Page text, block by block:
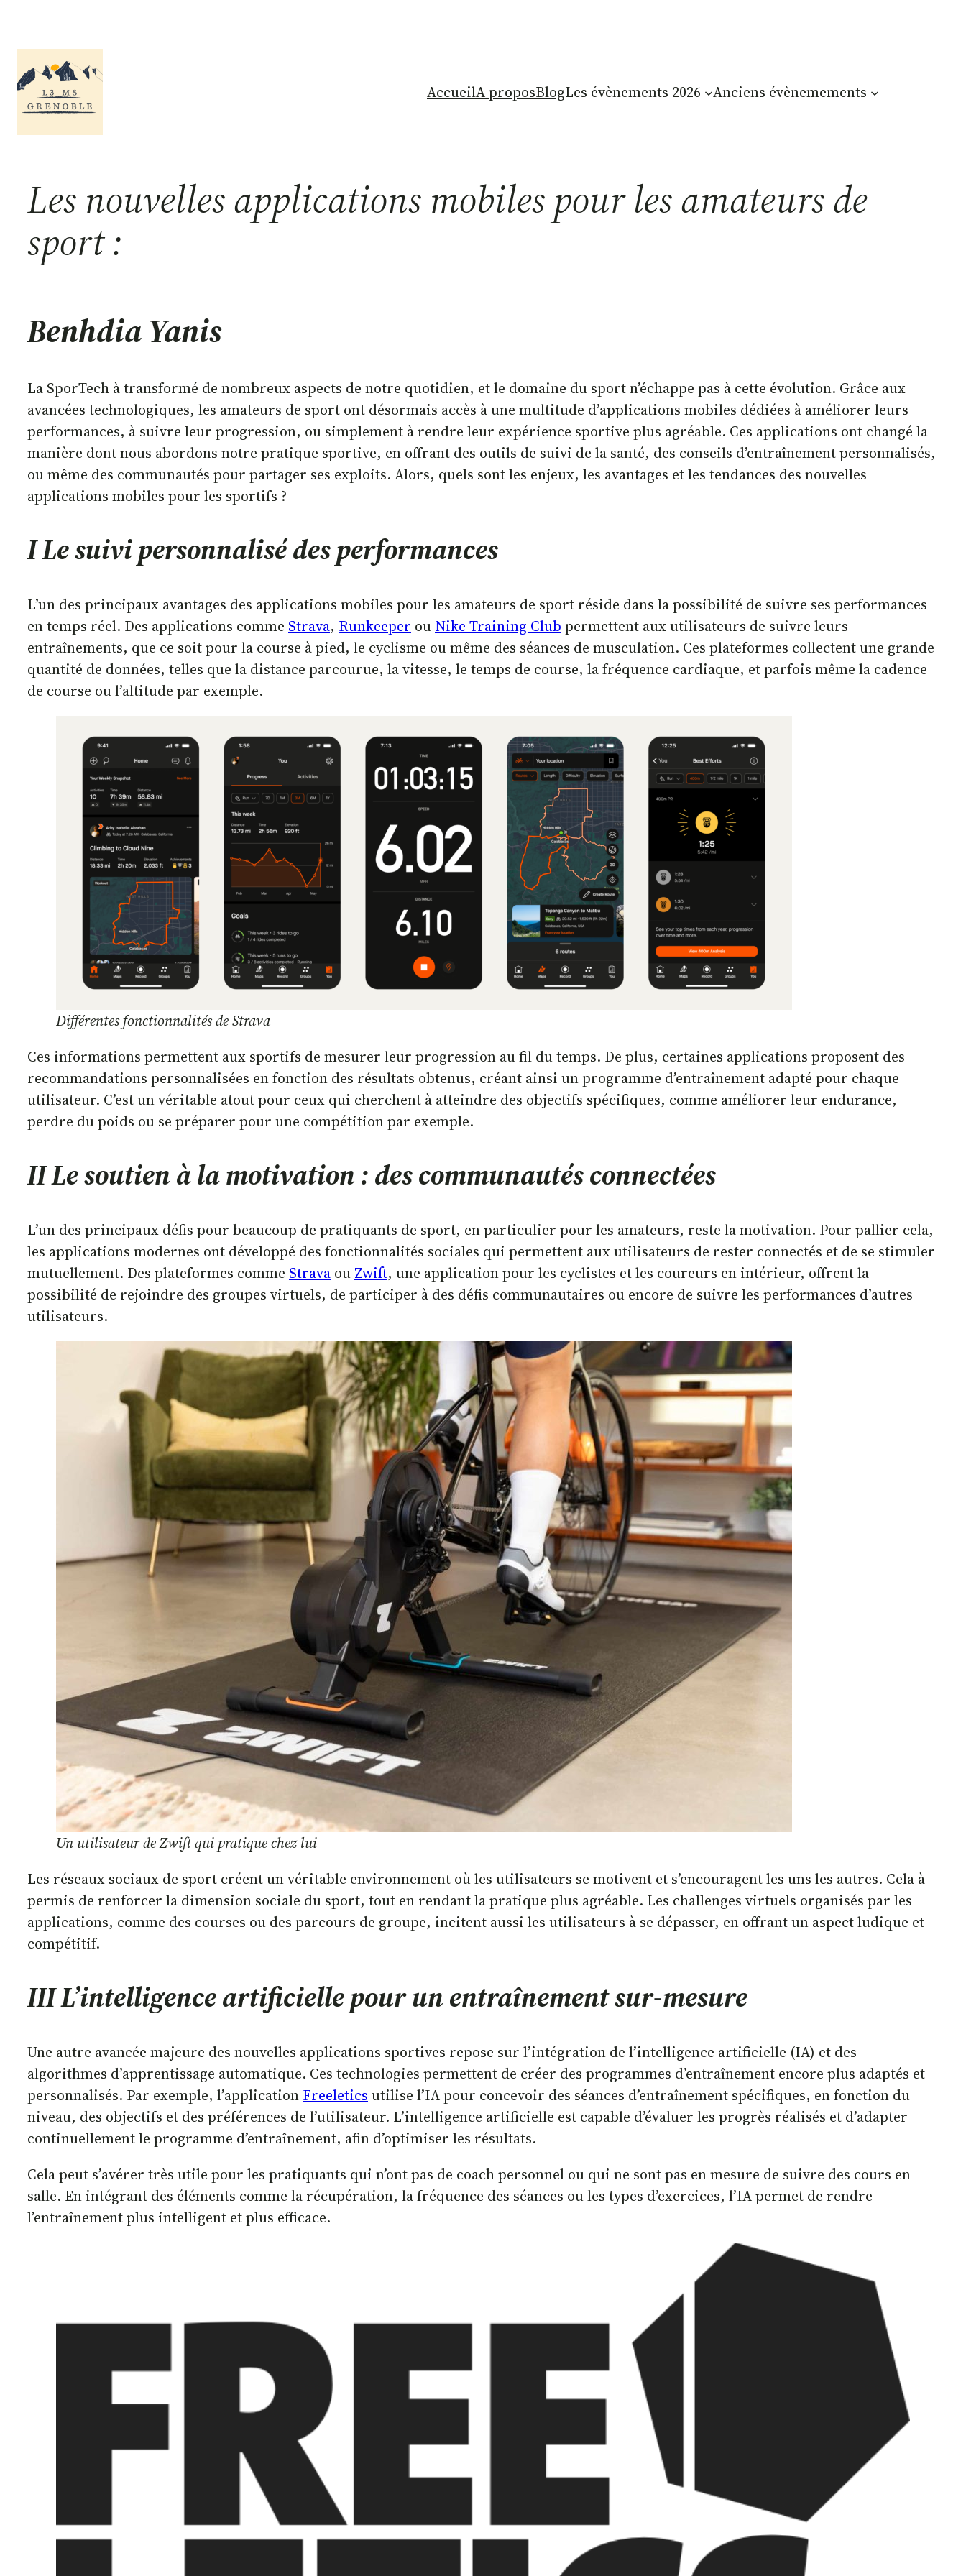
contenu
AccueilA proposBlogLes évènements 2026 Anciens évènemements
Les nouvelles applications mobiles pour les amateurs de
sport :
Benhdia Yanis
La SporTech à transformé de nombreux aspects de notre quotidien, et le domaine du sport n’échappe pas à cette évolution. Grâce aux
avancées technologiques, les amateurs de sport ont désormais accès à une multitude d’applications mobiles dédiées à améliorer leurs
performances, à suivre leur progression, ou simplement à rendre leur expérience sportive plus agréable. Ces applications ont changé la
manière dont nous abordons notre pratique sportive, en offrant des outils de suivi de la santé, des conseils d’entraînement personnalisés,
ou même des communautés pour partager ses exploits. Alors, quels sont les enjeux, les avantages et les tendances des nouvelles
applications mobiles pour les sportifs ?
I Le suivi personnalisé des performances
L’un des principaux avantages des applications mobiles pour les amateurs de sport réside dans la possibilité de suivre ses performances
en temps réel. Des applications comme Strava, Runkeeper ou Nike Training Club permettent aux utilisateurs de suivre leurs
entraînements, que ce soit pour la course à pied, le cyclisme ou même des séances de musculation. Ces plateformes collectent une grande
quantité de données, telles que la distance parcourue, la vitesse, le temps de course, la fréquence cardiaque, et parfois même la cadence
de course ou l’altitude par exemple.
Différentes fonctionnalités de Strava
Ces informations permettent aux sportifs de mesurer leur progression au fil du temps. De plus, certaines applications proposent des
recommandations personnalisées en fonction des résultats obtenus, créant ainsi un programme d’entraînement adapté pour chaque
utilisateur. C’est un véritable atout pour ceux qui cherchent à atteindre des objectifs spécifiques, comme améliorer leur endurance,
perdre du poids ou se préparer pour une compétition par exemple.
II Le soutien à la motivation : des communautés connectées
L’un des principaux défis pour beaucoup de pratiquants de sport, en particulier pour les amateurs, reste la motivation. Pour pallier cela,
les applications modernes ont développé des fonctionnalités sociales qui permettent aux utilisateurs de rester connectés et de se stimuler
mutuellement. Des plateformes comme Strava ou Zwift, une application pour les cyclistes et les coureurs en intérieur, offrent la
possibilité de rejoindre des groupes virtuels, de participer à des défis communautaires ou encore de suivre les performances d’autres
utilisateurs.
Un utilisateur de Zwift qui pratique chez lui
Les réseaux sociaux de sport créent un véritable environnement où les utilisateurs se motivent et s’encouragent les uns les autres. Cela à
permis de renforcer la dimension sociale du sport, tout en rendant la pratique plus agréable. Les challenges virtuels organisés par les
applications, comme des courses ou des parcours de groupe, incitent aussi les utilisateurs à se dépasser, en offrant un aspect ludique et
compétitif.
III L’intelligence artificielle pour un entraînement sur-mesure
Une autre avancée majeure des nouvelles applications sportives repose sur l’intégration de l’intelligence artificielle (IA) et des
algorithmes d’apprentissage automatique. Ces technologies permettent de créer des programmes d’entraînement encore plus adaptés et
personnalisés. Par exemple, l’application Freeletics utilise l’IA pour concevoir des séances d’entraînement spécifiques, en fonction du
niveau, des objectifs et des préférences de l’utilisateur. L’intelligence artificielle est capable d’évaluer les progrès réalisés et d’adapter
continuellement le programme d’entraînement, afin d’optimiser les résultats.
Cela peut s’avérer très utile pour les pratiquants qui n’ont pas de coach personnel ou qui ne sont pas en mesure de suivre des cours en
salle. En intégrant des éléments comme la récupération, la fréquence des séances ou les types d’exercices, l’IA permet de rendre
l’entraînement plus intelligent et plus efficace.